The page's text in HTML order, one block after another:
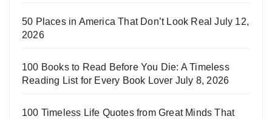
50 Places in America That Don’t Look Real July 12,
2026
100 Books to Read Before You Die: A Timeless
Reading List for Every Book Lover July 8, 2026
100 Timeless Life Quotes from Great Minds That